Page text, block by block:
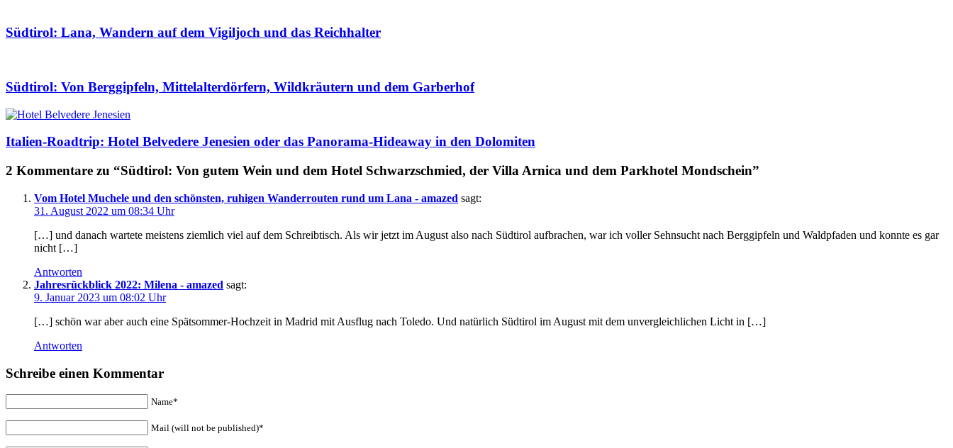
Südtirol: Lana, Wandern auf dem Vigiljoch und das Reichhalter
Südtirol: Von Berggipfeln, Mittelalterdörfern, Wildkräutern und dem Garberhof
Italien-Roadtrip: Hotel Belvedere Jenesien oder das Panorama-Hideaway in den Dolomiten
2 Kommentare zu “Südtirol: Von gutem Wein und dem Hotel Schwarzschmied, der Villa Arnica und dem Parkhotel Mondschein”
Vom Hotel Muchele und den schönsten, ruhigen Wanderrouten rund um Lana - amazed sagt:
31. August 2022 um 08:34 Uhr
[…] und danach wartete meistens ziemlich viel auf dem Schreibtisch. Als wir jetzt im August also nach Südtirol aufbrachen, war ich voller Sehnsucht nach Berggipfeln und Waldpfaden und konnte es gar
nicht […]
Antworten
Jahresrückblick 2022: Milena - amazed sagt:
9. Januar 2023 um 08:02 Uhr
[…] schön war aber auch eine Spätsommer-Hochzeit in Madrid mit Ausflug nach Toledo. Und natürlich Südtirol im August mit dem unvergleichlichen Licht in […]
Antworten
Schreibe einen Kommentar
Name*
Mail (will not be published)*